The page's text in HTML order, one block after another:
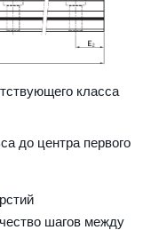
класса
до центра первого
шагов между